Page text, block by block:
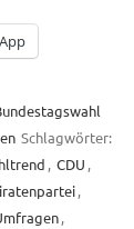
Schlagwörter:
, CDU ,
,
,